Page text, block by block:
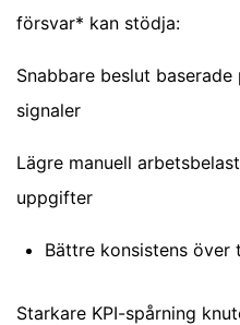
försvar* kan stödja:
Snabbare beslut
signaler
Lägre manuell
uppgifter
Bättre konsistens över
Starkare KPI-spårning